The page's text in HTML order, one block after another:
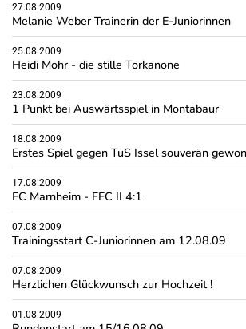
27.08.2009
Melanie Weber Trainerin der E-Juniorinnen
25.08.2009
Heidi Mohr - die stille Torkanone
23.08.2009
1 Punkt bei Auswärtsspiel in Montabaur
18.08.2009
Erstes Spiel gegen TuS Issel souverän
17.08.2009
FC Marnheim - FFC II 4:1
07.08.2009
Trainingsstart C-Juniorinnen am 12.08.09
07.08.2009
Herzlichen Glückwunsch zur Hochzeit !
01.08.2009